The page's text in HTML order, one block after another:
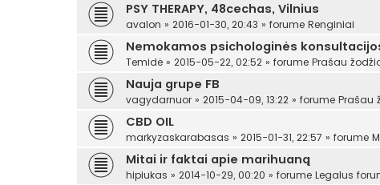
PSY THERAPY, 48cechas, Vilnius
avalon » 2016-01-30, 20:43 » forume Renginiai
Nemokamos psichologinės
Temidė » 2015-05-22, 02:52 » forume Prašau
Nauja grupe FB
vagydarnuor » 2015-04-09, 13:22 » forume Prašau
CBD OIL
markyzaskarabasas » 2015-01-31, 22:57 » forume
Mitai ir faktai apie marihuaną
hipiukas » 2014-10-29, 00:20 » forume Legalus